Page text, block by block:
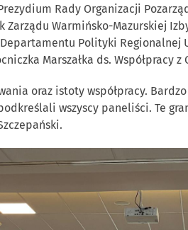
Rady Organizacji
Zarządu Warmińsko-Mazurskiej
Polityki Regionalnej
Marszałka ds. Współpracy
oraz istoty współpracy.
wszyscy paneliści. Te